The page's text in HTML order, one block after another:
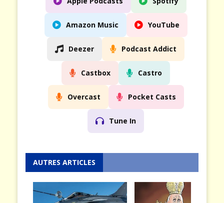
Amazon Music YouTube
Deezer Podcast Addict
Castbox Castro
Overcast Pocket Casts
Tune In
AUTRES ARTICLES